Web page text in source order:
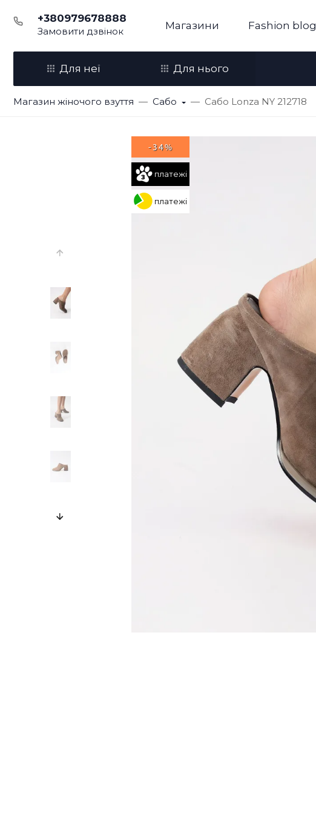
+380979678888
Замовити дзвінок Магазини Fashion blog
Для неї Для нього
Магазин жіночого взуття Сабо Сабо Lonza NY 212718
платежі
платежі
-34%